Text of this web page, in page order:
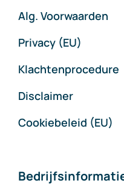
Alg. Voorwaarden
Privacy (EU)
Klachtenprocedure
Disclaimer
Cookiebeleid (EU)